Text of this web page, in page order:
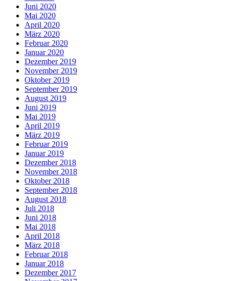
Juni 2020
Mai 2020
April 2020
März 2020
Februar 2020
Januar 2020
Dezember 2019
November 2019
Oktober 2019
September 2019
August 2019
Juni 2019
Mai 2019
April 2019
März 2019
Februar 2019
Januar 2019
Dezember 2018
November 2018
Oktober 2018
September 2018
August 2018
Juli 2018
Juni 2018
Mai 2018
April 2018
März 2018
Februar 2018
Januar 2018
Dezember 2017